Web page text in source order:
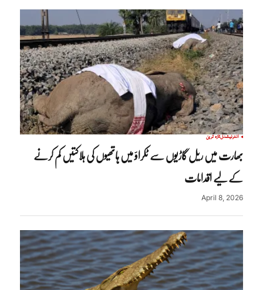
انٹرنیشنلتازہ ترین
بھارت میں ریل گاڑیوں سے ٹکراؤ میں ہاتھیوں کی ہلاکتیں کم کرنے
کے لیے اقدامات
April 8, 2026